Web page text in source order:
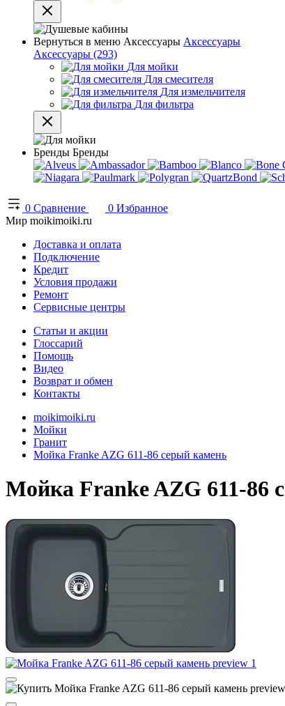
Вернуться в меню Аксессуары Аксессуары
Аксессуары (293)
Для мойки
Для смесителя
Для измельчителя
Для фильтра
Бренды Бренды
0 Сравнение 0 Избранное
Мир moikimoiki.ru
Доставка и оплата
Подключение
Кредит
Условия продажи
Ремонт
Сервисные центры
Статьи и акции
Глоссарий
Помощь
Видео
Возврат и обмен
Контакты
moikimoiki.ru
Мойки
Гранит
Мойка Franke AZG 611-86 серый камень
Мойка Franke AZG 611-86